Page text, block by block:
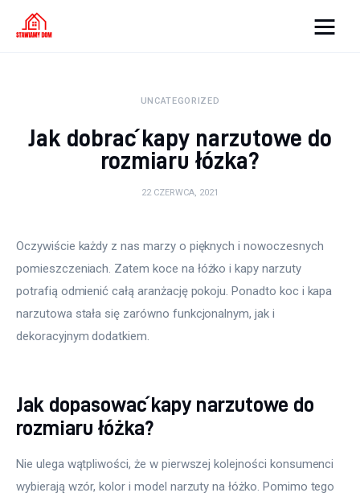
Oświetlenie
Podłoga
Ściany
Remont
Budowa
UNCATEGORIZED
Jak dobrać kapy narzutowe do
rozmiaru łózka?
22 CZERWCA, 2021
Oczywiście każdy z nas marzy o pięknych i nowoczesnych
pomieszczeniach. Zatem koce na łóżko i kapy narzuty
potrafią odmienić całą aranżację pokoju. Ponadto koc i kapa
narzutowa stała się zarówno funkcjonalnym, jak i
dekoracyjnym dodatkiem.
Jak dopasować kapy narzutowe do
rozmiaru łóżka?
Nie ulega wątpliwości, że w pierwszej kolejności konsumenci
wybierają wzór, kolor i model narzuty na łóżko. Pomimo tego